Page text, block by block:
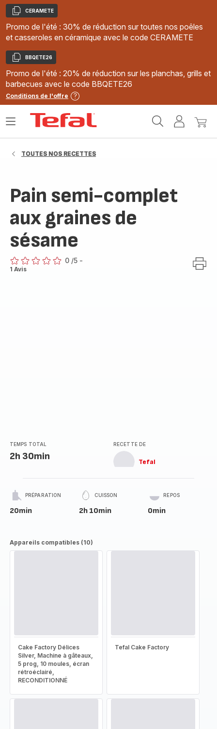
Copier
CERAMETE
Promo de l'été : 30% de réduction sur toutes nos poêles
et casseroles en céramique avec le code CERAMETE
Copier
BBQETE26
Promo de l'été : 20% de réduction sur les planchas, grills et
barbecues avec le code BBQETE26
Conditions de l'offre
MonMon
Ouvrir
TOUTES NOS RECETTES
Pain semi-complet
aux graines de
sésame
ratings.0
0 /5 -
1 Avis
TEMPS TOTAL
2h 30min
RECETTE DE
Tefal
PRÉPARATION
20min
CUISSON
2h 10min
REPOS
0min
Appareils compatibles (10)
Cake Factory Délices
Silver, Machine à gâteaux,
5 prog, 10 moules, écran
rétroéclairé,
RECONDITIONNÉ
Tefal Cake Factory